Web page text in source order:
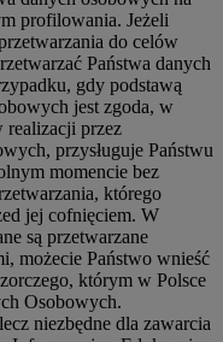
profilowania. Jeżeli
do celów
Państwa danych
gdy podstawą
jest zgoda, w
realizacji przez
przysługuje Państwu
momencie bez
którego
jej cofnięciem. W
są przetwarzane
możecie Państwo wnieść
którym w Polsce
Osobowych.
niezbędne dla zawarcia